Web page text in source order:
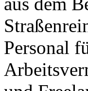
Personal